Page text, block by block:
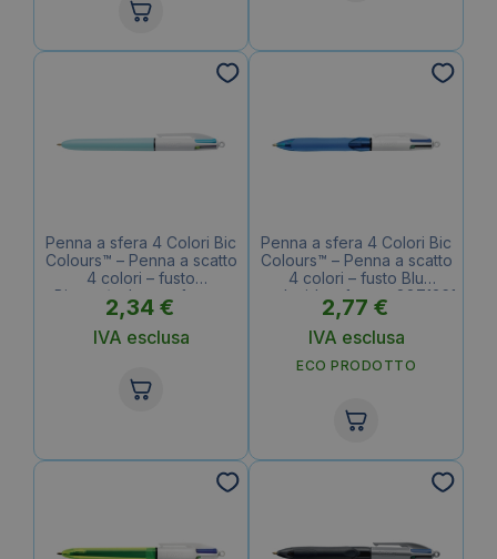
Penna a sfera 4 Colori Bic
Colours™ – Penna a scatto
4 colori – fusto
Bianco/celeste – 1 mm –
887777
2,34 €
IVA esclusa
Penna a sfera 4 Colori Bic
Colours™ – Penna a scatto
4 colori – fusto Blu
traslucido – 1 mm – 8871361
2,77 €
IVA esclusa
ECO PRODOTTO